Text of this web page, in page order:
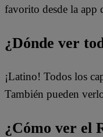
favorito desde la app
¿Dónde ver
¡Latino! Todos los
También pueden
¿Cómo ver el